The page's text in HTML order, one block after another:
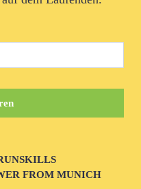
FROM MUNICH